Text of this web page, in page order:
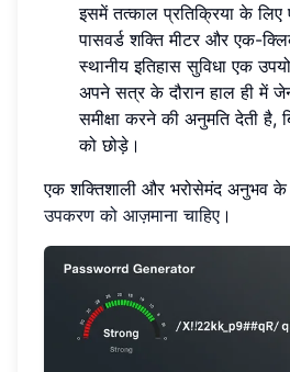
इसमें तत्काल प्रतिक्रिया के
पासवर्ड शक्ति मीटर और एक-
स्थानीय इतिहास सुविधा एक
अपने सत्र के दौरान हाल ही में
समीक्षा करने की अनुमति देती
को छोड़े।
एक शक्तिशाली और भरोसेमंद अनुभव
उपकरण को आज़माना चाहिए ।